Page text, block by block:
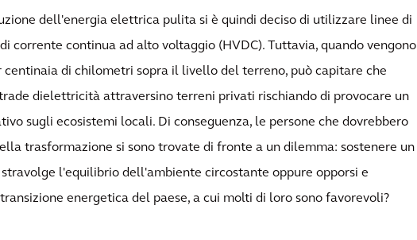
dell'energia elettrica pulita si è quindi deciso di utilizzare linee di
corrente continua ad alto voltaggio (HVDC). Tuttavia, quando vengono
centinaia di chilometri sopra il livello del terreno, può capitare che
dielettricità attraversino terreni privati rischiando di provocare un
sugli ecosistemi locali. Di conseguenza, le persone che dovrebbero
trasformazione si sono trovate di fronte a un dilemma: sostenere un
l'equilibrio dell'ambiente circostante oppure opporsi e
energetica del paese, a cui molti di loro sono favorevoli?